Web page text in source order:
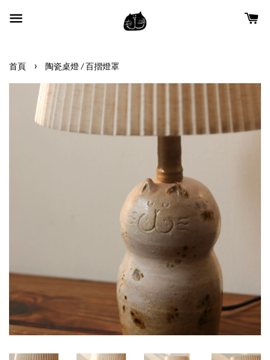
首頁 › 陶瓷桌燈 / 百摺燈罩